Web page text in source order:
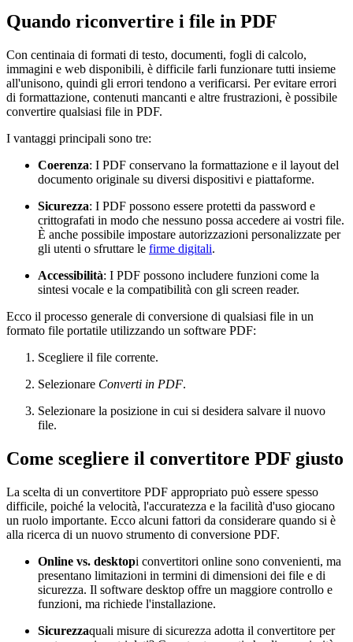
Quando riconvertire i file in PDF
Con centinaia di formati di testo, documenti, fogli di calcolo,
immagini e web disponibili, è difficile farli funzionare tutti insieme
all'unisono, quindi gli errori tendono a verificarsi. Per evitare errori
di formattazione, contenuti mancanti e altre frustrazioni, è possibile
convertire qualsiasi file in PDF.
I vantaggi principali sono tre:
Coerenza: I PDF conservano la formattazione e il layout del
documento originale su diversi dispositivi e piattaforme.
Sicurezza: I PDF possono essere protetti da password e
crittografati in modo che nessuno possa accedere ai vostri file.
È anche possibile impostare autorizzazioni personalizzate per
gli utenti o sfruttare le firme digitali.
Accessibilità: I PDF possono includere funzioni come la
sintesi vocale e la compatibilità con gli screen reader.
Ecco il processo generale di conversione di qualsiasi file in un
formato file portatile utilizzando un software PDF:
Scegliere il file corrente.
Selezionare Converti in PDF.
Selezionare la posizione in cui si desidera salvare il nuovo
file.
Come scegliere il convertitore PDF giusto
La scelta di un convertitore PDF appropriato può essere spesso
difficile, poiché la velocità, l'accuratezza e la facilità d'uso giocano
un ruolo importante. Ecco alcuni fattori da considerare quando si è
alla ricerca di un nuovo strumento di conversione PDF.
Online vs. desktopi convertitori online sono convenienti, ma
presentano limitazioni in termini di dimensioni dei file e di
sicurezza. Il software desktop offre un maggiore controllo e
funzioni, ma richiede l'installazione.
Sicurezzaquali misure di sicurezza adotta il convertitore per